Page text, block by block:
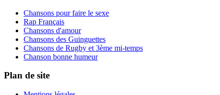
Chansons pour faire le sexe
Rap Français
Chansons d'amour
Chansons des Guinguettes
Chansons de Rugby et 3ème mi-temps
Chanson bonne humeur
Plan de site